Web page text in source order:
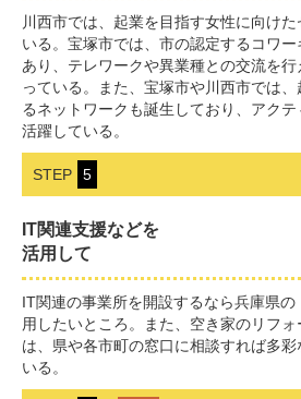
川西市では、起業を目指す女性に向け
いる。宝塚市では、市の認定するコワー
あり、テレワークや異業種との交流を
っている。また、宝塚市や川西市では
るネットワークも誕生しており、アク
活躍している。
STEP 5
IT関連支援などを
活用して
IT関連の事業所を開設するなら兵庫県
用したいところ。また、空き家のリフ
は、県や各市町の窓口に相談すれば多
いる。